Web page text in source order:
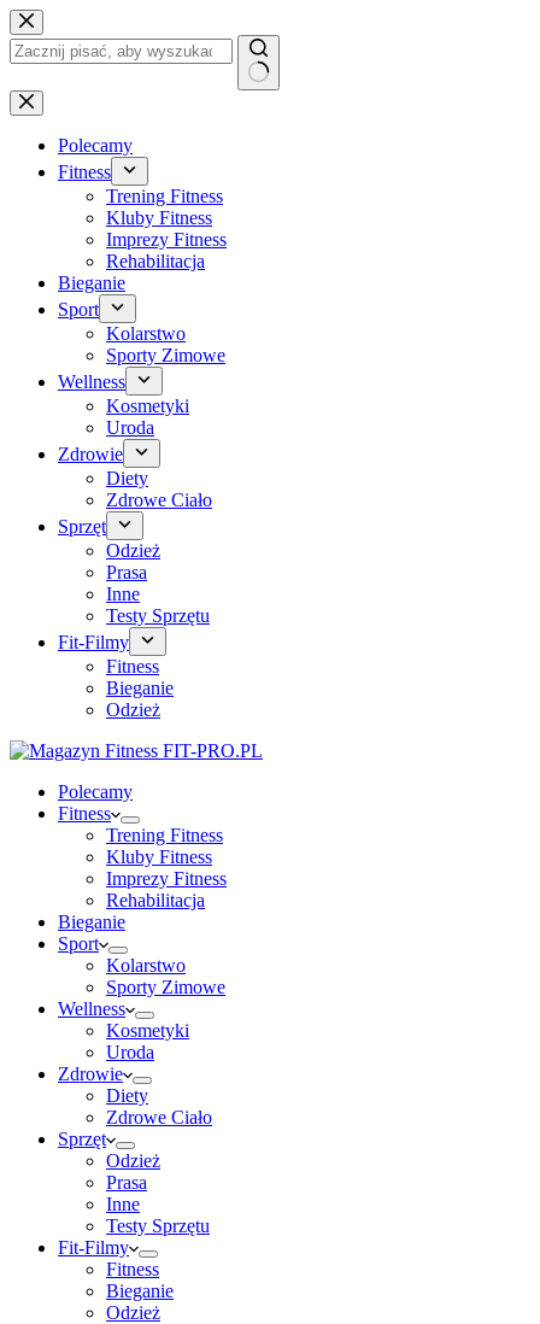
Przejdź
do
treści
Brak
wyników
Polecamy
Fitness
Trening Fitness
Kluby Fitness
Imprezy Fitness
Rehabilitacja
Bieganie
Sport
Kolarstwo
Sporty Zimowe
Wellness
Kosmetyki
Uroda
Zdrowie
Diety
Zdrowe Ciało
Sprzęt
Odzież
Prasa
Inne
Testy Sprzętu
Fit-Filmy
Fitness
Bieganie
Odzież
Polecamy
Fitness
Trening Fitness
Kluby Fitness
Imprezy Fitness
Rehabilitacja
Bieganie
Sport
Kolarstwo
Sporty Zimowe
Wellness
Kosmetyki
Uroda
Zdrowie
Diety
Zdrowe Ciało
Sprzęt
Odzież
Prasa
Inne
Testy Sprzętu
Fit-Filmy
Fitness
Bieganie
Odzież